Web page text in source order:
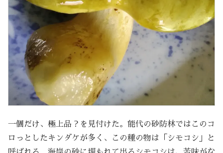
一個だけ、極上品？を見付けた。能代の砂防林ではこのコ
ロっとしたキンダケが多く、この種の物は「シモコシ」と